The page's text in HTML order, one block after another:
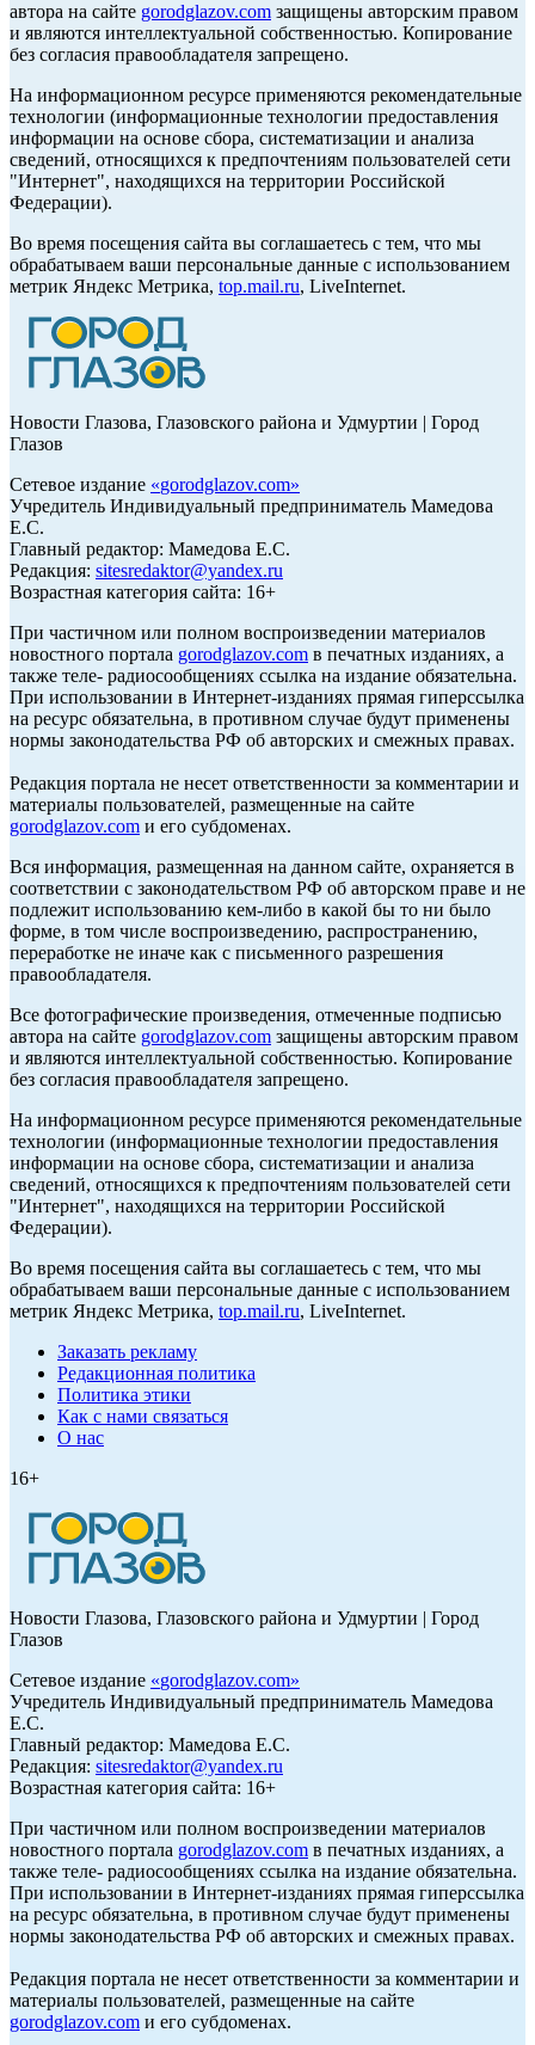
автора на сайте gorodglazov.com защищены авторским правом
и являются интеллектуальной собственностью. Копирование
без согласия правообладателя запрещено.
На информационном ресурсе применяются рекомендательные
технологии (информационные технологии предоставления
информации на основе сбора, систематизации и анализа
сведений, относящихся к предпочтениям пользователей сети
"Интернет", находящихся на территории Российской
Федерации).
Во время посещения сайта вы соглашаетесь с тем, что мы
обрабатываем ваши персональные данные с использованием
метрик Яндекс Метрика, top.mail.ru, LiveInternet.
Новости Глазова, Глазовского района и Удмуртии | Город
Глазов
Сетевое издание «gorodglazov.com»
Учредитель Индивидуальный предприниматель Мамедова
Е.С.
Главный редактор: Мамедова Е.С.
Редакция: sitesredaktor@yandex.ru
Возрастная категория сайта: 16+
При частичном или полном воспроизведении материалов
новостного портала gorodglazov.com в печатных изданиях, а
также теле- радиосообщениях ссылка на издание обязательна.
При использовании в Интернет-изданиях прямая гиперссылка
на ресурс обязательна, в противном случае будут применены
нормы законодательства РФ об авторских и смежных правах.
Редакция портала не несет ответственности за комментарии и
материалы пользователей, размещенные на сайте
gorodglazov.com и его субдоменах.
Вся информация, размещенная на данном сайте, охраняется в
соответствии с законодательством РФ об авторском праве и не
подлежит использованию кем-либо в какой бы то ни было
форме, в том числе воспроизведению, распространению,
переработке не иначе как с письменного разрешения
правообладателя.
Все фотографические произведения, отмеченные подписью
автора на сайте gorodglazov.com защищены авторским правом
и являются интеллектуальной собственностью. Копирование
без согласия правообладателя запрещено.
На информационном ресурсе применяются рекомендательные
технологии (информационные технологии предоставления
информации на основе сбора, систематизации и анализа
сведений, относящихся к предпочтениям пользователей сети
"Интернет", находящихся на территории Российской
Федерации).
Во время посещения сайта вы соглашаетесь с тем, что мы
обрабатываем ваши персональные данные с использованием
метрик Яндекс Метрика, top.mail.ru, LiveInternet.
Заказать рекламу
Редакционная политика
Политика этики
Как с нами связаться
О нас
16+
Новости Глазова, Глазовского района и Удмуртии | Город
Глазов
Сетевое издание «gorodglazov.com»
Учредитель Индивидуальный предприниматель Мамедова
Е.С.
Главный редактор: Мамедова Е.С.
Редакция: sitesredaktor@yandex.ru
Возрастная категория сайта: 16+
При частичном или полном воспроизведении материалов
новостного портала gorodglazov.com в печатных изданиях, а
также теле- радиосообщениях ссылка на издание обязательна.
При использовании в Интернет-изданиях прямая гиперссылка
на ресурс обязательна, в противном случае будут применены
нормы законодательства РФ об авторских и смежных правах.
Редакция портала не несет ответственности за комментарии и
материалы пользователей, размещенные на сайте
gorodglazov.com и его субдоменах.